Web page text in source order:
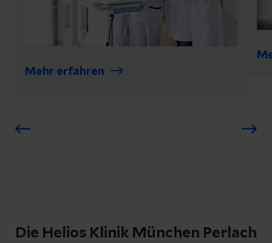
Mehr erfahren
Die Helios Klinik München Perlach